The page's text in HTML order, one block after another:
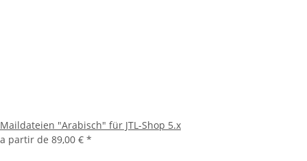
Maildateien "Arabisch" für JTL-Shop 5.x
a partir de 89,00 € *